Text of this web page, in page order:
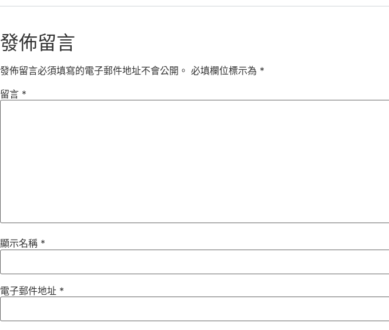
發佈留言
發佈留言必須填寫的電子郵件地址不會公開。 必填欄位標示為 *
留言 *
顯示名稱 *
電子郵件地址 *